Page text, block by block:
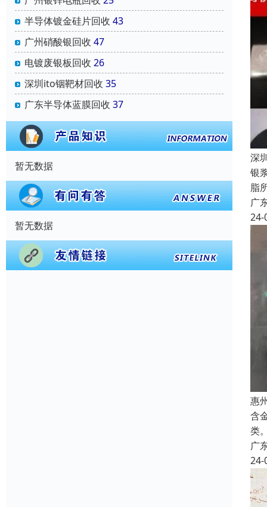
半导体镀金硅片回收 43
广州硝酸银回收 47
电镀废银板回收 26
深圳ito铟靶材回收 35
广东半导体蓝膜回收 37
暂无数据
暂无数据
深
银
脂
广
24-
惠
含
类
广
24-